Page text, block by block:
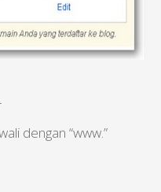
dengan “www.”